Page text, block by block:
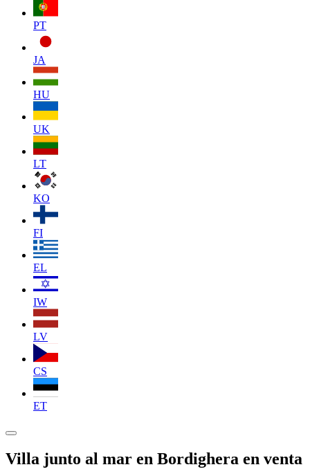
PT
JA
HU
UK
LT
KO
FI
EL
IW
LV
CS
ET
Villa junto al mar en Bordighera en venta